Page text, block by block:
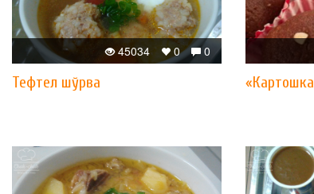
0
0
45034
Тефтел шўрва